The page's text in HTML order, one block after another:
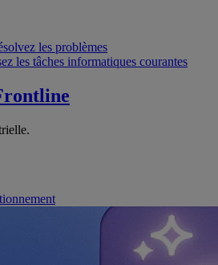
les problèmes
les tâches informatiques courantes